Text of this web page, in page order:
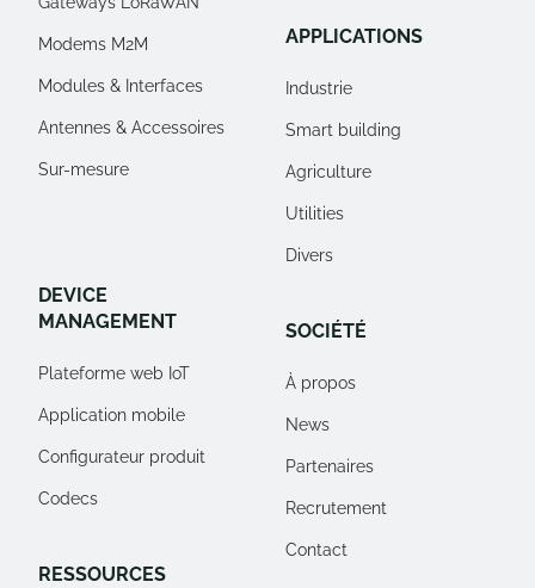
Modems M2M
Modules & Interfaces
Antennes & Accessoires
Sur-mesure
DEVICE
MANAGEMENT
Plateforme web IoT
Application mobile
Configurateur produit
Codecs
RESSOURCES
APPLICATIONS
Industrie
Smart building
Agriculture
Utilities
Divers
SOCIÉTÉ
À propos
News
Partenaires
Recrutement
Contact